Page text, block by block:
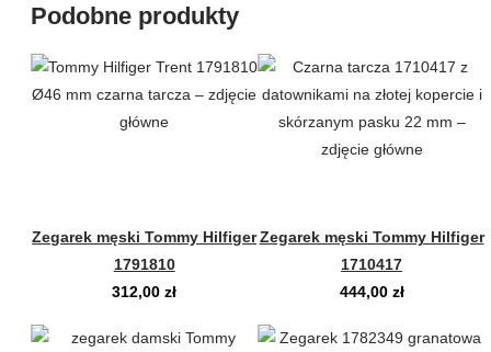
Podobne produkty
Zegarek męski Tommy Hilfiger
1791810
312,00zł
Zegarek męski Tommy Hilfiger
1710417
444,00 zł